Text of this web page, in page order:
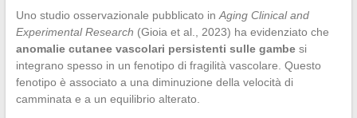
Uno studio osservazionale pubblicato in Aging Clinical and
Experimental Research (Gioia et al., 2023) ha evidenziato che
anomalie cutanee vascolari persistenti sulle gambesi
integrano spesso in un fenotipo di fragilità vascolare. Questo
fenotipo è associato a una diminuzione della velocità di
camminata e a un equilibrio alterato.